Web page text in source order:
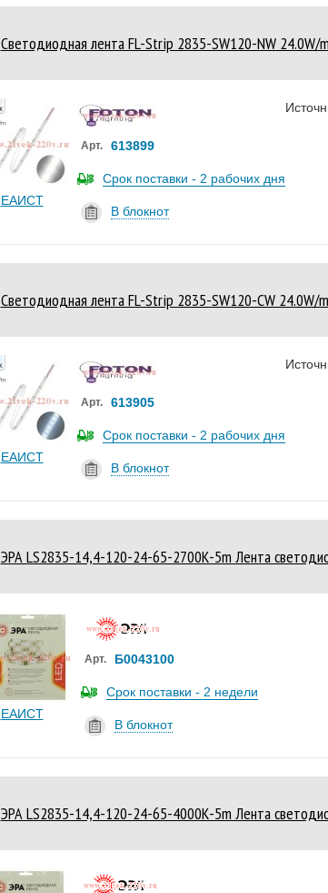
Светодиодная лента FL-Strip 2835-SW120-NW 24.0W/
ЕАИСТ
Арт. 613899
Срок поставки - 2 рабочих дня
В блокнот
Светодиодная лента FL-Strip 2835-SW120-CW 24.0W/
ЕАИСТ
Арт. 613905
Срок поставки - 2 рабочих дня
В блокнот
ЭРА LS2835-14,4-120-24-65-2700К-5m Лента
ЕАИСТ
Арт. Б0043100
Срок поставки - 2 недели
В блокнот
ЭРА LS2835-14,4-120-24-65-4000К-5m Лента